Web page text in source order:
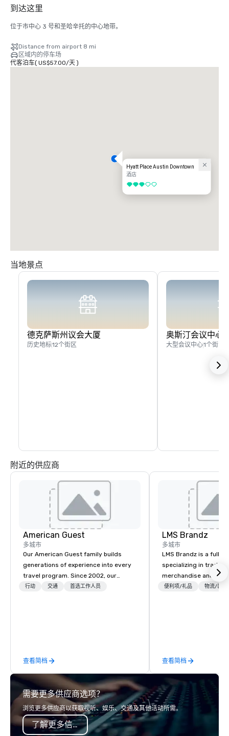
到达这里
位于市中心 3 号和圣哈辛托的中心地带。
Distance from airport 8 mi
区域内的停车场
代客泊车( US$57.00/天)
Hyatt Place Austin Downtown
酒店
3/5
当地景点
德克萨斯州议会大厦
历史地标12个街区
奥斯汀会议中心
大型会议中心1个街区
附近的供应商
American Guest
多城市
Our American Guest family builds
generations of experience into every
travel program. Since 2002, our
mission has been to capture the
management, we treat your project as
if we were the client. Our personal
network of global suppliers helps us
bring your vision to life. With genuine
passion, an international team, and
American hospitality, we deliver our
promise: your business matters.
行动 交通 首选工作人员
查看简档
LMS Brandz
多城市
LMS Brandz is a full-
specializing in trade
merchandise and
booth giveaways and
years of industry
commitment to
service set us apart.
smart, reliable
make the end-user
seamless from start to
便利项/礼品 物流/装饰
查看简档
需要更多供应商选项？
浏览更多供应商以获取视听、娱乐、交通及其他活动所需。
了解更多信息